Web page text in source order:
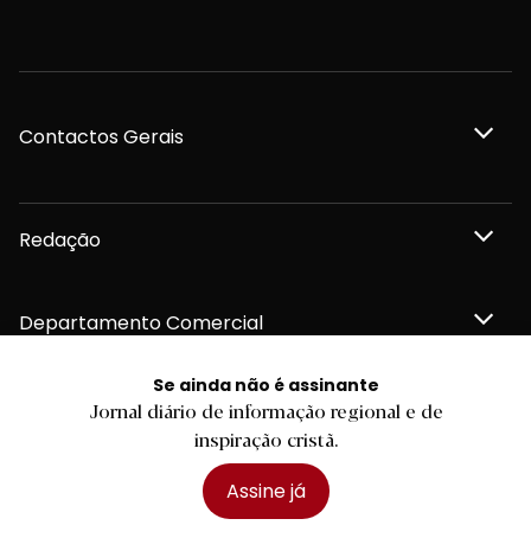
Se ainda não é assinante
Jornal diário de informação regional e de
inspiração cristã.
Assine já
Contactos Gerais
Redação
Departamento Comercial
Publicidade